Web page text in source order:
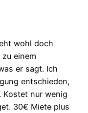
wohl doch
einem
er sagt. Ich
entschieden,
Kostet nur wenig
30€ Miete plus